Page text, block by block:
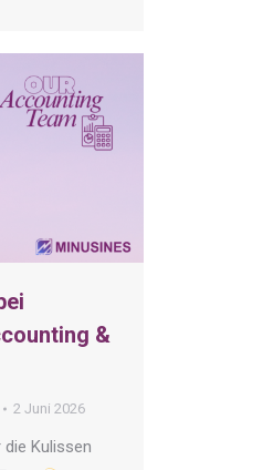
&
2 Juni 2026
Kulissen